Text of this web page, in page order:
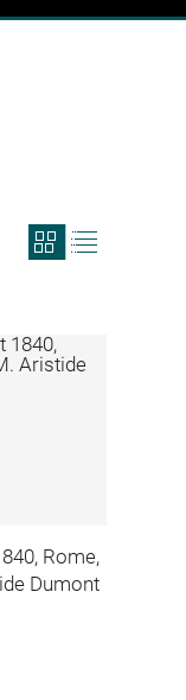
View
search
Rome,
Dumont